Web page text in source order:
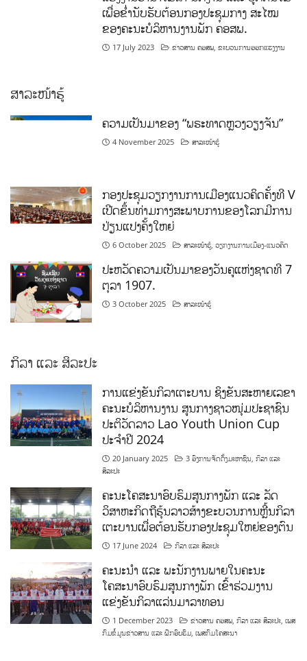
ເພື່ອຂໍ່ານັບຮັບຕ້ອນກອງປະຊຸມກາງ ສະໄໝ
ຂອງຄະນະບໍລິຫານງານພັກ ຄອສພ.
17 July 2023 ຂ່າວສານ ຄອສພ ,ຂະບວນການອອກແຮງງານ
ສາລະໜ້າຮູ້
ຄວາມເປັນມາຂອງ “ພຣະທາດຫຼວງວຽງຈັນ”
4 November 2025 ສາລະໜ້າຮູ້
ກອງປະຊຸມວຽກງານການເມືອງແນວຄິດຄັ້ງທີ V
ເປີດຂຶ້ນທ່າມກາງສະພາບການຂອງໂລກມີການ
ປ່ຽນແປງຄັ້ງໃຫຍ່
6 October 2025 ສາລະໜ້າຮູ້,ວຽກງານການເມືອງ-ແນວຄິດ
ປະຫວັດຄວາມເປັນມາຂອງວັນຄູແຫ່ງຊາດທີ 7
ຕຸລາ 1907.
3 October 2025 ສາລະໜ້າຮູ້
ກິລາ ແລະ ສິລະປະ
ການແຂ່ງຂັນກິລາເຕະບານ ຊິງຂັນສະຫາຍເລຂາ
ຄະນະບໍລິຫານງານ ສູນກາງຊາວໜຸ່ມປະຊາຊົນ
ປະຕິວັດລາວ Lao Youth Union Cup
ປະຈຳປີ 2024
20 January 2025 3 ອົງການຈັດຕັ້ງມະຫາຊົນ,ກິລາ ແລະ
ສິລະປະ
ຄະນະໂຄສະນາອົບຮົມສູນກາງພັກ ແລະ ລັດ
ວິສາຫະກິດຖືຮຸ້ນລາວສ້າງຂະບວນການຫຼີ້ນກິລາ
ເຕະບານເພື່ອຕ້ອນຮັບກອງປະຊຸມໃຫຍ່ຂອງຕົນ
17 June 2024 ກິລາ ແລະ ສິລະປະ
ຄະນະນຳ ແລະ ພະນັກງານພາຍໃນຄະນະ
ໂຄສະນາອົບຮົມສູນກາງພັກ ເຂົ້າຮ່ວມງານ
ແຂ່ງຂັນກິລາແລ່ນມາລາທອນ
1 December 2023 ຂ່າວສານ ຄອສພ,ກິລາ ແລະ ສິລະປະ,ເພສ
ກົມຂໍ້ມູນຂ່າວສານ ແລະ ຝຶກອົບຮົມ,ເພສກົມໂຄສະນາ